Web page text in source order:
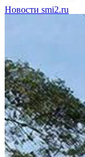
Новости smi2.ru